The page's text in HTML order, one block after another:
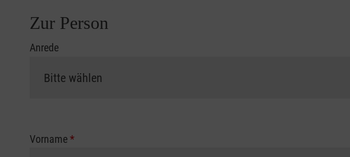
Zur Person
Anrede
Vorname*